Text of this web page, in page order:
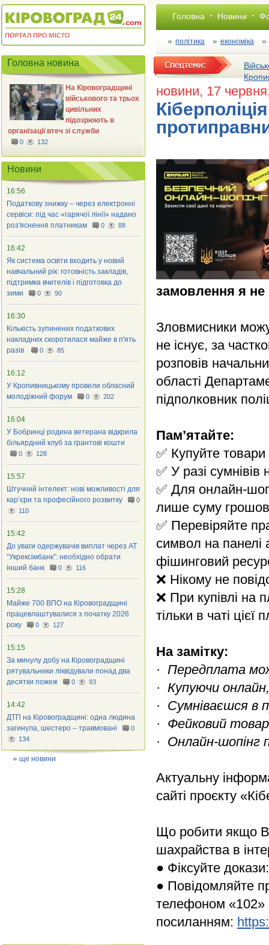
Головна Новини
політика економіка
новини, 17
замовлення я
Зловмисники
не існує, за
розповів
області
підполковник
Пам’ятайте:
✅ Купуйте
✅ У разі сумнівів
✅ Для онлайн-
лише суму
✅ Перевіряйте
символ на
фішинговий
❌ Нікому не
❌ При купівлі на
тільки в чаті
На замітку:
· Передплата
· Купуючи
· Сумніваєшся в
· Фейковий
· Онлайн-шопінг
Актуальну
сайті проєкту
Що робити якщо
шахрайства в
● Фіксуйте
● Повідомляйте
телефоном «102»
посиланням:
Головна новина
На Кіровоградщині
військового та трьох
цивільних
підозрюють в
організації втеч зі служби
0 132
Новини
16:56
Податкову знижку – через електронні
сервіси: під час «гарячої лінії» надано
роз'яснення платникам
0 88
16:42
Як система освіти входить у новий
навчальний рік: готовність закладів,
підтримка вчителів і підготовка до
зими
0 90
16:30
Кількість зупинених податкових
накладних скоротилася майже в п'ять
разів
0 85
16:12
У Кропивницькому провели обласний
молодіжний форум
0 202
16:04
У Бобринці родина ветерана відкрила
більярдний клуб за грантові кошти
0 128
15:57
Штучний інтелект: нові можливості для
кар’єри та професійного розвитку
0
110
15:42
До уваги одержувачів виплат через АТ
“Укрексімбанк”: необхідно обрати
інший банк
0 116
15:28
Майже 700 ВПО на Кіровоградщині
працевлаштувалися з початку 2026
року
0 127
15:15
За минулу добу на Кіровоградщині
рятувальники ліквідували понад два
десятки пожеж
0 93
14:42
ДТП на Кіровоградщині: одна людина
загинула, шестеро – травмовані
0
134
ще новини